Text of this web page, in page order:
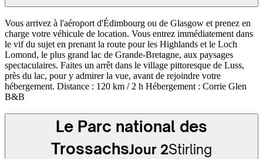
Vous arrivez à l'aéroport d'Édimbourg ou de Glasgow et prenez en
charge votre véhicule de location. Vous entrez immédiatement dans
le vif du sujet en prenant la route pour les Highlands et le Loch
Lomond, le plus grand lac de Grande-Bretagne, aux paysages
spectaculaires. Faites un arrêt dans le village pittoresque de Luss,
près du lac, pour y admirer la vue, avant de rejoindre votre
hébergement. Distance : 120 km / 2 h Hébergement : Corrie Glen
B&B
Le Parc national des
TrossachsJour 2Stirling